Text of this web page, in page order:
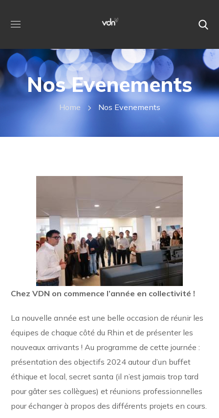
Nos Evenements
Home Nos Evenements
Chez VDN on commence l’année en collectivité !
La nouvelle année est une belle occasion de réunir les
équipes de chaque côté du Rhin et de présenter les
nouveaux arrivants ! Au programme de cette journée :
présentation des objectifs 2024 autour d’un buffet
éthique et local, secret santa (il n’est jamais trop tard
pour gâter ses collègues) et réunions professionnelles
pour échanger à propos des différents projets en cours.